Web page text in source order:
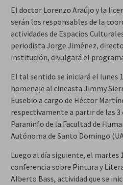
El doctor Lorenzo Araújo y la
serán los responsables de la
actividades de Espacios
periodista Jorge Jiménez,
institución, divulgará el
El tal sentido se iniciará el lunes
homenaje al cineasta Jimmy
Eusebio a cargo de Héctor
respectivamente a partir de las 3
Paraninfo de la Facultad de
Autónoma de Santo Domingo
Luego al día siguiente, el martes
conferencia sobre Pintura y
Alberto Bass, actividad que se